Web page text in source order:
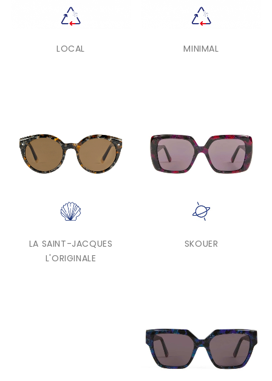
LOCAL MINIMAL
LA SAINT-JACQUES
L'ORIGINALE
SKOUER